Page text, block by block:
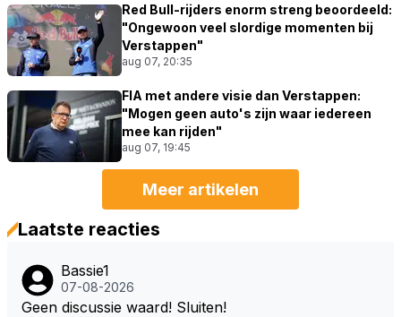
Red Bull-rijders enorm streng beoordeeld:
"Ongewoon veel slordige momenten bij
Verstappen"
aug 07, 20:35
FIA met andere visie dan Verstappen:
"Mogen geen auto's zijn waar iedereen
mee kan rijden"
aug 07, 19:45
Meer artikelen
Laatste reacties
Bassie1
07-08-2026
Geen discussie waard! Sluiten!